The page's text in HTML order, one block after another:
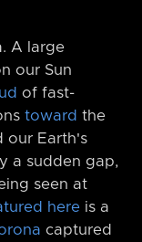
A large
our Sun
of fast-
toward the
our Earth's
a sudden gap,
seen at
here is a
captured